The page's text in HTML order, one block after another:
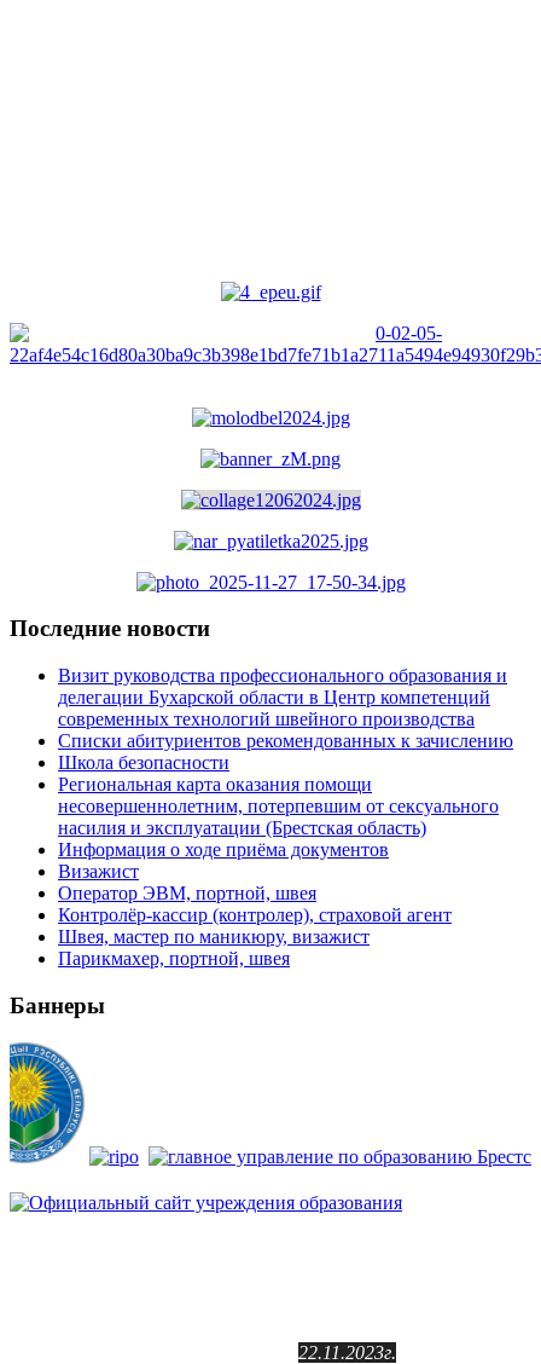
Последние новости
Визит руководства профессионального образования и
делегации Бухарской области в Центр компетенций
современных технологий швейного производства
Списки абитуриентов рекомендованных к зачислению
Школа безопасности
Региональная карта оказания помощи
несовершеннолетним, потерпевшим от сексуального
насилия и эксплуатации (Брестская область)
Информация о ходе приёма документов
Визажист
Оператор ЭВМ, портной, швея
Контролёр-кассир (контролер), страховой агент
Швея, мастер по маникюру, визажист
Парикмахер, портной, швея
Баннеры
22.11.2023г.